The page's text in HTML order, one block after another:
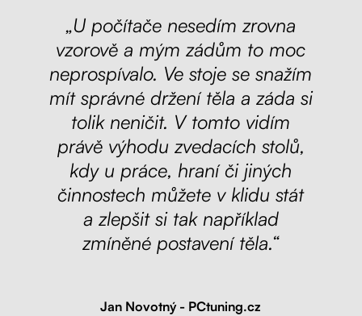
„U počítače nesedím zrovna
vzorově a mým zádům to moc
neprospívalo. Ve stoje se snažím
mít správné držení těla a záda si
tolik neničit. V tomto vidím
právě výhodu zvedacích stolů,
kdy u práce, hraní či jiných
činnostech můžete v klidu stát
a zlepšit si tak například
zmíněné postavení těla.“
Jan Novotný - PCtuning.cz